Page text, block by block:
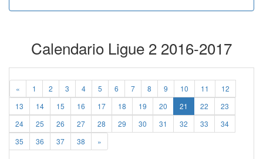
Calendario Ligue 2 2016-2017
« 1 2 3 4 5 6 7 8 9 10 11
12
13
14 15 16 17 18 19 20 21 22
23
24
25 26 27 28 29 30 31 32 33
34
35
36 37 38 »